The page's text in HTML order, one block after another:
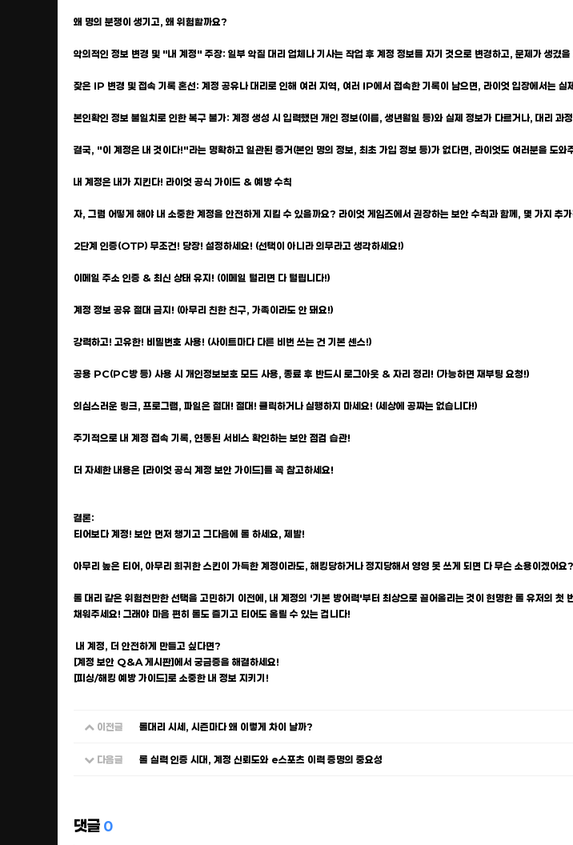
왜 명의 분쟁이 생기고, 왜 위험할까요?
악의적인 정보 변경 및 "내 계정" 주장: 일부 악질 대리 업체나 기사는 작업 후 계정 정보를 자기 것으로 변경하고, 문제가 생겼
잦은 IP 변경 및 접속 기록 혼선: 계정 공유나 대리로 인해 여러 지역, 여러 IP에서 접속한 기록이 남으면, 라이엇 입장에서는 실
본인확인 정보 불일치로 인한 복구 불가: 계정 생성 시 입력했던 개인 정보(이름, 생년월일 등)와 실제 정보가 다르거나, 대리
결국, "이 계정은 내 것이다!"라는 명확하고 일관된 증거(본인 명의 정보, 최초 가입 정보 등)가 없다면, 라이엇도 여러분을 도와
내 계정은 내가 지킨다! 라이엇 공식 가이드 & 예방 수칙
자, 그럼 어떻게 해야 내 소중한 계정을 안전하게 지킬 수 있을까요? 라이엇 게임즈에서 권장하는 보안 수칙과 함께, 몇 가지 추
2단계 인증(OTP) 무조건! 당장! 설정하세요! (선택이 아니라 의무라고 생각하세요!)
이메일 주소 인증 & 최신 상태 유지! (이메일 털리면 다 털립니다!)
계정 정보 공유 절대 금지! (아무리 친한 친구, 가족이라도 안 돼요!)
강력하고! 고유한! 비밀번호 사용! (사이트마다 다른 비번 쓰는 건 기본 센스!)
공용 PC(PC방 등) 사용 시 개인정보보호 모드 사용, 종료 후 반드시 로그아웃 & 자리 정리! (가능하면 재부팅 요청!)
의심스러운 링크, 프로그램, 파일은 절대! 절대! 클릭하거나 실행하지 마세요! (세상에 공짜는 없습니다!)
주기적으로 내 계정 접속 기록, 연동된 서비스 확인하는 보안 점검 습관!
더 자세한 내용은 [라이엇 공식 계정 보안 가이드]를 꼭 참고하세요!
결론:
티어보다 계정! 보안 먼저 챙기고 그다음에 롤 하세요, 제발!
아무리 높은 티어, 아무리 희귀한 스킨이 가득한 계정이라도, 해킹당하거나 정지당해서 영영 못 쓰게 되면 다 무슨 소용이겠어요
롤 대리 같은 위험천만한 선택을 고민하기 이전에, 내 계정의 '기본 방어력'부터 최상으로 끌어올리는 것이 현명한 롤 유저의
채워주세요! 그래야 마음 편히 롤도 즐기고 티어도 올릴 수 있는 겁니다!
내 계정, 더 안전하게 만들고 싶다면?
[계정 보안 Q&A 게시판]에서 궁금증을 해결하세요!
[피싱/해킹 예방 가이드]로 소중한 내 정보 지키기!
이전글 롤대리 시세, 시즌마다 왜 이렇게 차이 날까?
다음글 롤 실력 인증 시대, 계정 신뢰도와 e스포츠 이력 증명의 중요성
댓글 0